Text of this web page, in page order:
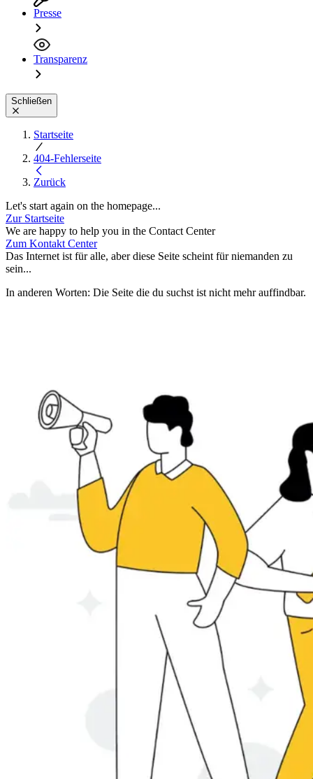
Presse
Transparenz
Schließen
Startseite
404-Fehlerseite
Zurück
Let's start again on the homepage...
Zur Startseite
We are happy to help you in the Contact Center
Zum Kontakt Center
Das Internet ist für alle, aber diese Seite scheint für niemanden zu
sein...
In anderen Worten: Die Seite die du suchst ist nicht mehr auffindbar.